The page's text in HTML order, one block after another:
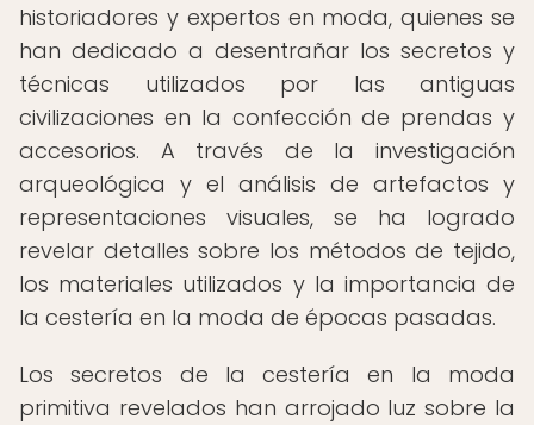
historiadores y expertos en moda, quienes se
han dedicado a desentrañar los secretos y
técnicas utilizados por las antiguas
civilizaciones en la confección de prendas y
accesorios. A través de la investigación
arqueológica y el análisis de artefactos y
representaciones visuales, se ha logrado
revelar detalles sobre los métodos de tejido,
los materiales utilizados y la importancia de
la cestería en la moda de épocas pasadas.
Los secretos de la cestería en la moda
primitiva revelados han arrojado luz sobre la